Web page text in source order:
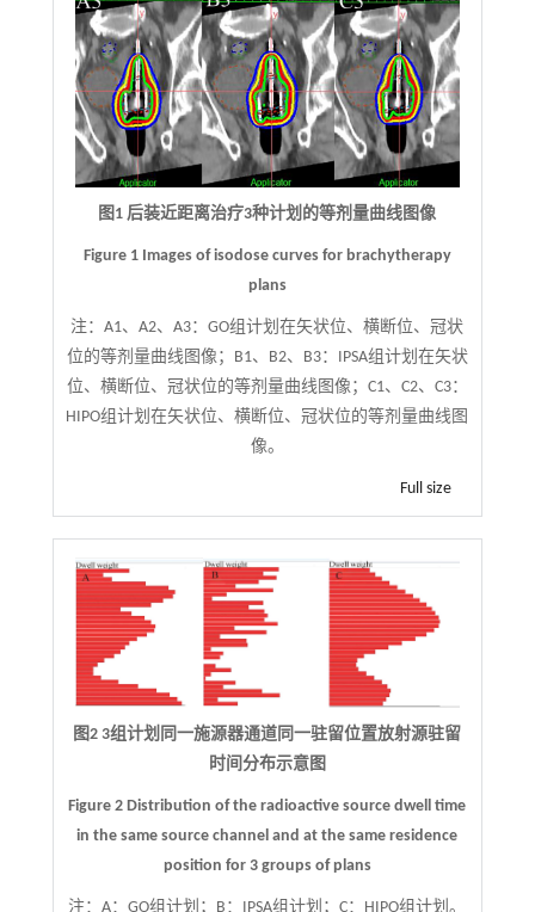
图1 后装近距离治疗3种计划的等剂量曲线图像
Figure 1 Images of isodose curves for brachytherapy
plans
注：A1、A2、A3：GO组计划在矢状位、横断位、冠状
位的等剂量曲线图像；B1、B2、B3：IPSA组计划在矢状
位、横断位、冠状位的等剂量曲线图像；C1、C2、C3：
HIPO组计划在矢状位、横断位、冠状位的等剂量曲线图
像。
Full size
图2 3组计划同一施源器通道同一驻留位置放射源驻留
时间分布示意图
Figure 2 Distribution of the radioactive source dwell time
in the same source channel and at the same residence
position for 3 groups of plans
注：A：GO组计划；B：IPSA组计划；C：HIPO组计划。